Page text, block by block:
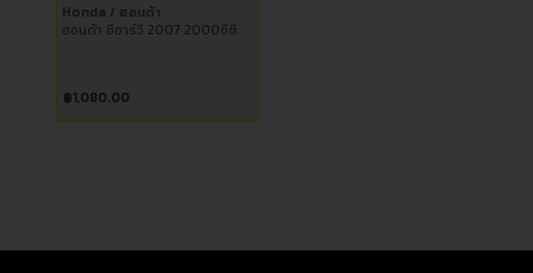
Honda / ฮอนด้า
ฮอนด้า ซีอาร์วี 2007 2000ซีซี
฿1,080.00